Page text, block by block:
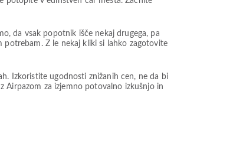
da vsak popotnik išče nekaj drugega, pa
potrebam. Z le nekaj kliki si lahko zagotovite
Izkoristite ugodnosti znižanih cen, ne da bi
Airpazom za izjemno potovalno izkušnjo in